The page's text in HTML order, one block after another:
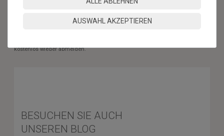
** Hierbei handelt es sich um ein Pflichtfeld.
* Mit der Anmeldung für den Newsletter erklären Sie sich damit
kostenlos wieder abmelden.
BESUCHEN SIE AUCH
UNSEREN BLOG
AUSWAHL AKZEPTIEREN